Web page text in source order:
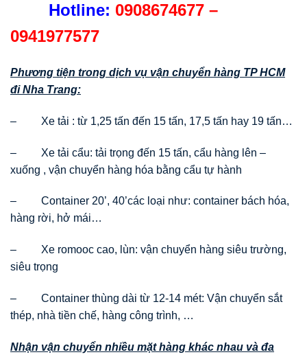
Hotline: 0908674677 –
0941977577
Phương tiện trong dịch vụ vận chuyển hàng TP HCM
đi Nha Trang:
– Xe tải : từ 1,25 tấn đến 15 tấn, 17,5 tấn hay 19 tấn…
– Xe tải cẩu: tải trọng đến 15 tấn, cẩu hàng lên –
xuống , vận chuyển hàng hóa bằng cẩu tự hành
– Container 20’, 40’các loại như: container bách hóa,
hàng rời, hở mái…
– Xe romooc cao, lùn: vận chuyển hàng siêu trường,
siêu trọng
– Container thùng dài từ 12-14 mét: Vận chuyển sắt
thép, nhà tiền chế, hàng công trình, …
Nhận vận chuyển nhiều mặt hàng khác nhau và đa